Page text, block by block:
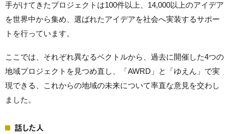
手がけてきたプロジェクトは100件以上、14,000以上のアイデア
を世界中から集め、選ばれたアイデアを社会へ実装するサポー
トを行っています。
ここでは、それぞれ異なるベクトルから、過去に開催した4つの
地域プロジェクトを見つめ直し、「AWRD」と「ゆえん」で実
現できる、これからの地域の未来について率直な意見を交わし
ました。
話した人